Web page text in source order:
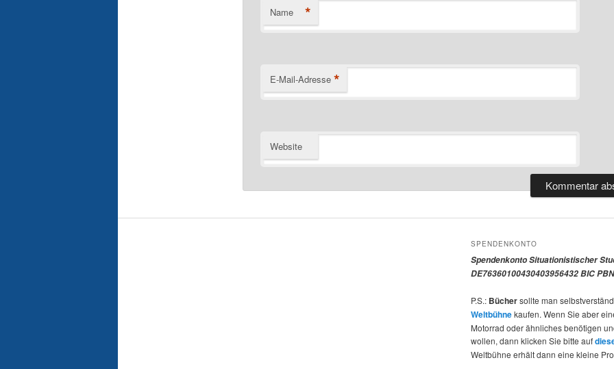
Name *
E-Mail-Adresse *
Website
SPENDENKONTO
Spendenkonto Situationistischer
DE76360100430403956432 BIC
P.S.: Büchersollte man
Weltbühnekaufen. Wenn Sie aber
Motorrad oder ähnliches benötigen
wollen, dann klicken Sie bitte auf
Weltbühne erhält dann eine kleine